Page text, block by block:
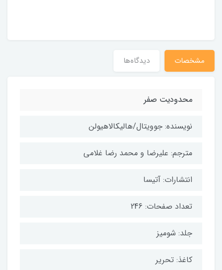
مشخصات دیدگاه‌ها
محدودیت صفر
نویسنده: جوویتال/هالیکالاهیولن
مترجم: علیرضا و محمد رضا غلامی
انتشارات: آتیسا
تعداد صفحات: 246
جلد: شومیز
کاغذ: تحریر